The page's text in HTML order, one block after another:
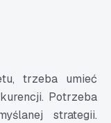
trzeba umieć
Potrzeba
strategii.